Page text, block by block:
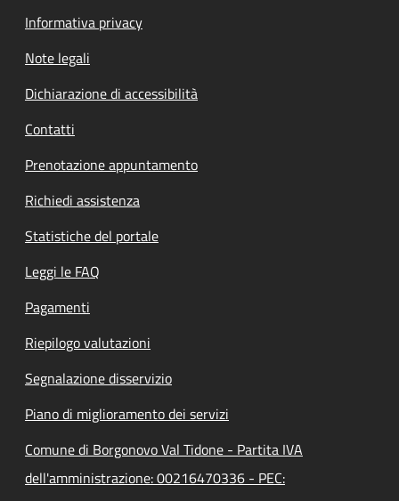
Informativa privacy
Note legali
Dichiarazione di accessibilità
Contatti
Prenotazione appuntamento
Richiedi assistenza
Statistiche del portale
Leggi le FAQ
Pagamenti
Riepilogo valutazioni
Segnalazione disservizio
Piano di miglioramento dei servizi
Comune di Borgonovo Val Tidone - Partita IVA
dell'amministrazione: 00216470336 - PEC: